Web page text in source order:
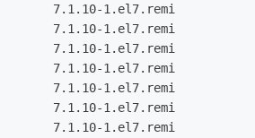
7.1.10-1.el7.remi
7.1.10-1.el7.remi
7.1.10-1.el7.remi
7.1.10-1.el7.remi
7.1.10-1.el7.remi
7.1.10-1.el7.remi
7.1.10-1.el7.remi